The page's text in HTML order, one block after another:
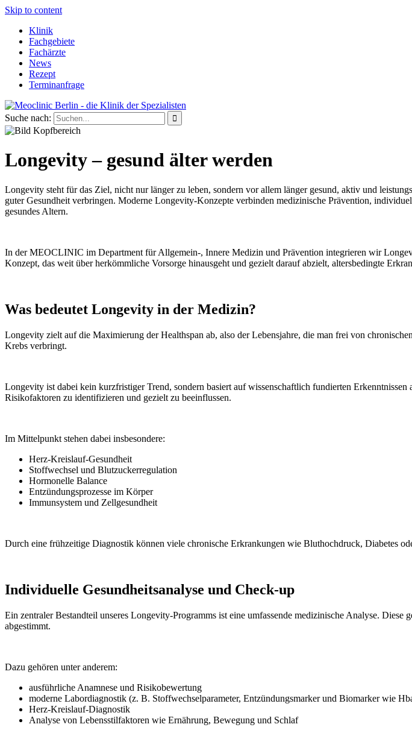
Skip to content
Klinik
Fachgebiete
Fachärzte
News
Rezept
Terminanfrage
Suche nach:
Longevity – gesund älter werden
Longevity steht für das Ziel, nicht nur länger zu leben, sondern vor allem länger gesund, aktiv und
guter Gesundheit verbringen. Moderne Longevity-Konzepte verbinden medizinische Prävention,
gesundes Altern.
In der MEOCLINIC im Department für Allgemein-, Innere Medizin und Prävention integrieren wir
Konzept, das weit über herkömmliche Vorsorge hinausgeht und gezielt darauf abzielt, altersbedingte
Was bedeutet Longevity in der Medizin?
Longevity zielt auf die Maximierung der Healthspan ab, also der Lebensjahre, die man frei von
Krebs verbringt.
Longevity ist dabei kein kurzfristiger Trend, sondern basiert auf wissenschaftlich fundierten
Risikofaktoren zu identifizieren und gezielt zu beeinflussen.
Im Mittelpunkt stehen dabei insbesondere:
Herz-Kreislauf-Gesundheit
Stoffwechsel und Blutzuckerregulation
Hormonelle Balance
Entzündungsprozesse im Körper
Immunsystem und Zellgesundheit
Durch eine frühzeitige Diagnostik können viele chronische Erkrankungen wie Bluthochdruck, Diabetes
Individuelle Gesundheitsanalyse und Check-up
Ein zentraler Bestandteil unseres Longevity-Programms ist eine umfassende medizinische Analyse.
abgestimmt.
Dazu gehören unter anderem:
ausführliche Anamnese und Risikobewertung
moderne Labordiagnostik (z. B. Stoffwechselparameter, Entzündungsmarker und Biomarker wie
Herz-Kreislauf-Diagnostik
Analyse von Lebensstilfaktoren wie Ernährung, Bewegung und Schlaf